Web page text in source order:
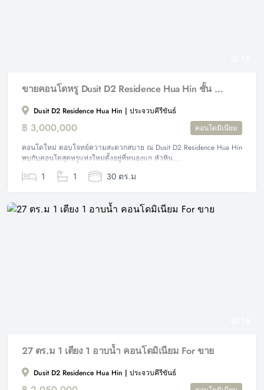
ขายคอนโดหรู Dusit D2 Residence Hua Hin ชั้น 6 พร้อมอยู่
Dusit D2 Residence Hua Hin | ประจวบคีรีขันธ์
฿ 3,000,000
คอนโดมิเนียม
คอนโดใหม่ ตอบโจทย์ความสะดวกสบาย ณ Dusit D2 Residence Hua Hin
พบกับคอนโดสุดหรูแห่งใหม่ตั้งอยู่ที่หนองแก หัวหิน...
1 1 30 ตร.ม
27 ตร.ม 1 เตียง 1 อาบน้ำ คอนโดมิเนียม For ขาย
Dusit D2 Residence Hua Hin | ประจวบคีรีขันธ์